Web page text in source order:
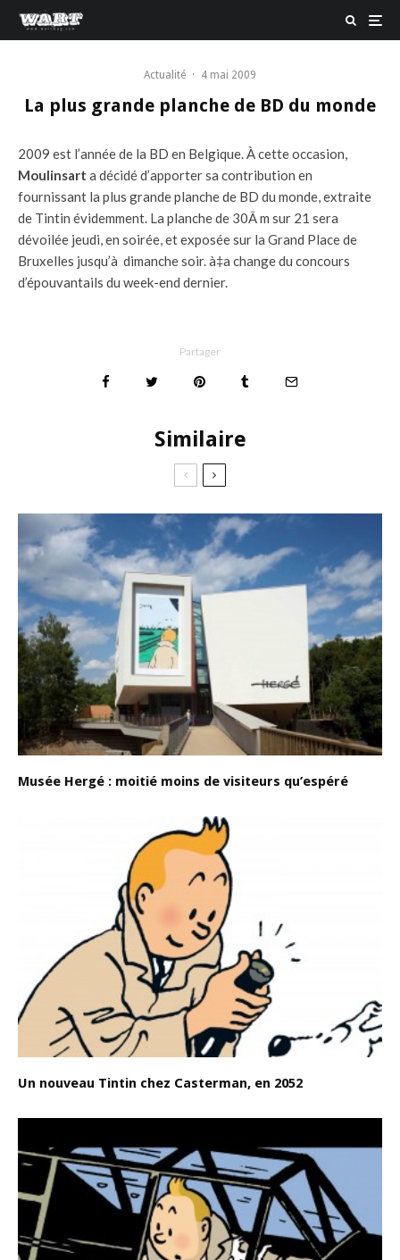
Actualité · 4 mai 2009
La plus grande planche de BD du monde
2009 est l’année de la BD en Belgique. À cette occasion,
Moulinsart a décidé d’apporter sa contribution en
fournissant la plus grande planche de BD du monde, extraite
de Tintin évidemment. La planche de 30Â m sur 21 sera
dévoilée jeudi, en soirée, et exposée sur la Grand Place de
Bruxelles jusqu’à dimanche soir. à‡a change du concours
d’épouvantails du week-end dernier.
Partager
Similaire
Musée Hergé : moitié moins de visiteurs qu’espéré
Un nouveau Tintin chez Casterman, en 2052